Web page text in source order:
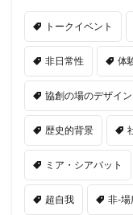
トークイベント
非日常性 体
協創の場のデザイン
歴史的背景
ミア・シアバット
超自我 非-場